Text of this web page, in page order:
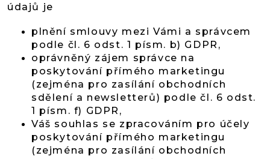
údajů je
plnění smlouvy mezi Vámi a správcem
podle čl. 6 odst. 1 písm. b) GDPR,
oprávněný zájem správce na
poskytování přímého marketingu
(zejména pro zasílání obchodních
sdělení a newsletterů) podle čl. 6 odst.
1 písm. f) GDPR,
Váš souhlas se zpracováním pro účely
poskytování přímého marketingu
(zejména pro zasílání obchodních